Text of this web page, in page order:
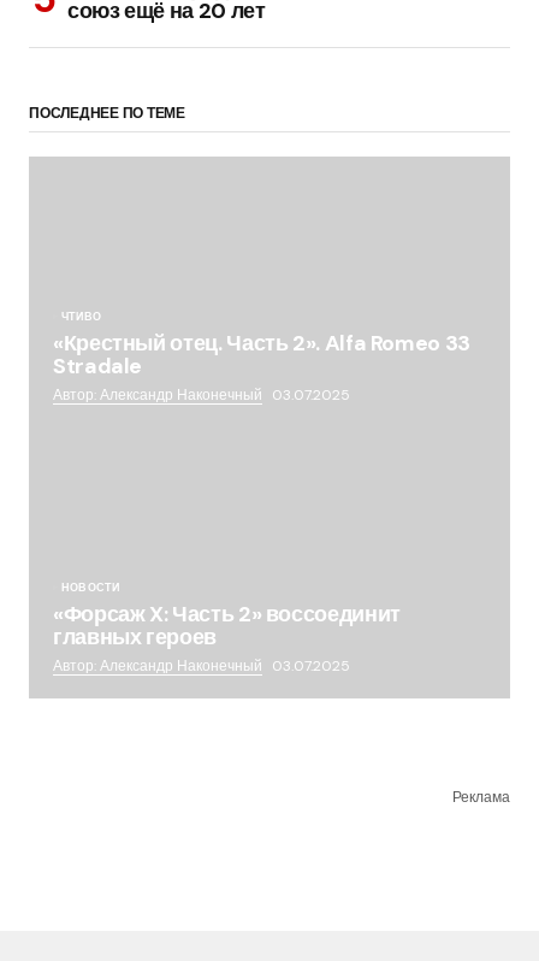
союз ещё на 20 лет
ПОСЛЕДНЕЕ ПО ТЕМЕ
ЧТИВО
«Крестный отец. Часть 2». Alfa Romeo 33
Stradale
Автор: Александр Наконечный 03.07.2025
НОВОСТИ
«Форсаж X: Часть 2» воссоединит
главных героев
Автор: Александр Наконечный 03.07.2025
Реклама